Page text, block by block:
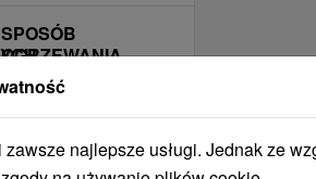
SPOSÓB
OGRZEWANIA
BUDYNKU
najlepsze usługi. Jednak ze